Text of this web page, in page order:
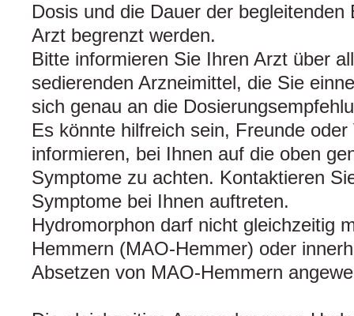
Dosis und die Dauer der begleitenden
Arzt begrenzt werden.
Bitte informieren Sie Ihren Arzt über
sedierenden Arzneimittel, die Sie
sich genau an die
Es könnte hilfreich sein, Freunde
informieren, bei Ihnen auf die oben
Symptome zu achten. Kontaktieren
Symptome bei Ihnen auftreten.
Hydromorphon darf nicht gleichzeitig
Hemmern (MAO-Hemmer) oder
Absetzen von MAO-Hemmern